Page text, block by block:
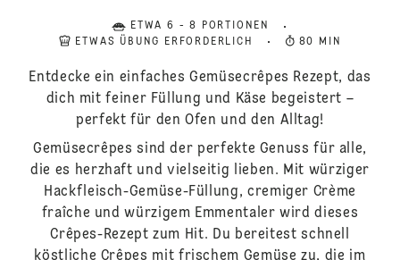
ETWA 6 - 8 PORTIONEN
ETWAS ÜBUNG ERFORDERLICH
80 MIN
Entdecke ein einfaches Gemüsecrêpes Rezept, das
dich mit feiner Füllung und Käse begeistert –
perfekt für den Ofen und den Alltag!
Gemüsecrêpes sind der perfekte Genuss für alle,
die es herzhaft und vielseitig lieben. Mit würziger
Hackfleisch-Gemüse-Füllung, cremiger Crème
fraîche und würzigem Emmentaler wird dieses
Crêpes-Rezept zum Hit. Du bereitest schnell
köstliche Crêpes mit frischem Gemüse zu, die im